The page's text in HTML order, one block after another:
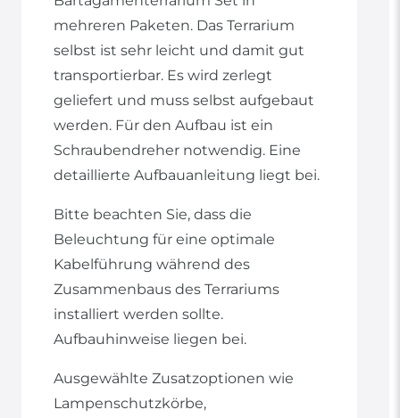
mehreren Paketen. Das Terrarium
selbst ist sehr leicht und damit gut
transportierbar. Es wird zerlegt
geliefert und muss selbst aufgebaut
werden. Für den Aufbau ist ein
Schraubendreher notwendig. Eine
detaillierte Aufbauanleitung liegt bei.
Bitte beachten Sie, dass die
Beleuchtung für eine optimale
Kabelführung während des
Zusammenbaus des Terrariums
installiert werden sollte.
Aufbauhinweise liegen bei.
Ausgewählte Zusatzoptionen wie
Lampenschutzkörbe,